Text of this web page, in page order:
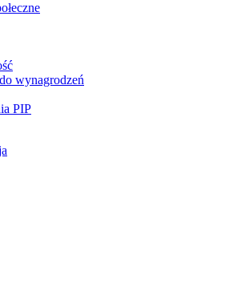
wynagrodzeń
PIP
w nowej karcie